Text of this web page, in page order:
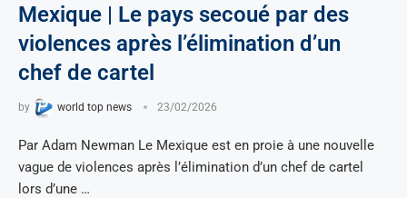
Mexique | Le pays secoué par des
violences après l’élimination d’un
chef de cartel
by world top news 23/02/2026
Par Adam Newman Le Mexique est en proie à une nouvelle
vague de violences après l’élimination d’un chef de cartel
lors d’une …